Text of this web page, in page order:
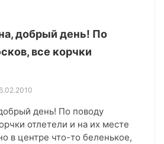
добрый день! По
все корчки
день! По поводу
отлетели и на их месте
в центре что-то беленькое,